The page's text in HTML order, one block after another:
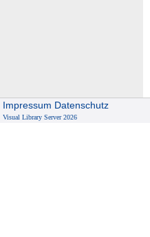
Impressum Datenschutz
Visual Library Server 2026